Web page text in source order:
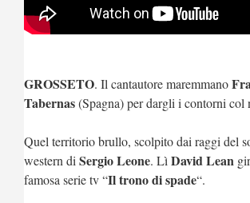
GROSSETO. Il cantautore maremmano
Tabernas(Spagna) per dargli i contorni col
Quel territorio brullo, scolpito dai raggi del
western di Sergio Leone. Lì David Lean
famosa serie tv “Il trono di spade“.